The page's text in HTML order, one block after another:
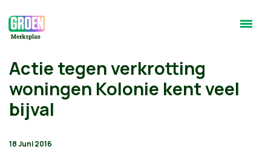
Actie tegen verkrotting
woningen Kolonie kent veel
bijval
18 Juni 2016